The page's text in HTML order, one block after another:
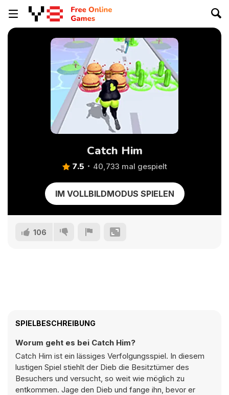
Catch Him
7.5 40,733 mal gespielt
IM VOLLBILDMODUS SPIELEN
106
SPIELBESCHREIBUNG
Worum geht es bei Catch Him?
Catch Him ist ein lässiges Verfolgungsspiel. In diesem
lustigen Spiel stiehlt der Dieb die Besitztümer des
Besuchers und versucht, so weit wie möglich zu
entkommen. Jage den Dieb und fange ihn, bevor er